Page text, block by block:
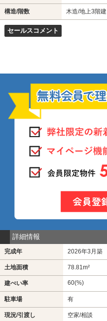
構造/階数 木造/地上3階建
セールスコメント
詳細情報
完成年 2026年3月築
土地面積 78.81m²
建ぺい率 60(%)
駐車場 有
現況/引渡し 空家/相談